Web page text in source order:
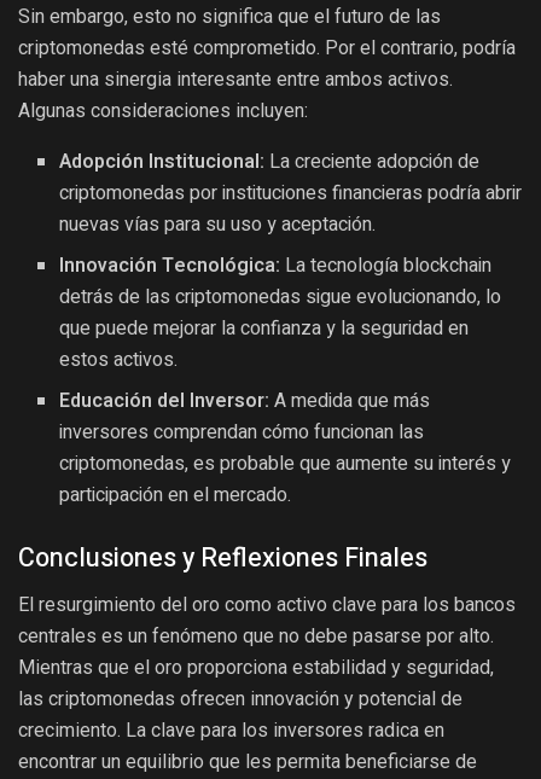
Sin embargo, esto no significa que el futuro de las
criptomonedas esté comprometido. Por el contrario, podría
haber una sinergia interesante entre ambos activos.
Algunas consideraciones incluyen:
Adopción Institucional: La creciente adopción de
criptomonedas por instituciones financieras podría abrir
nuevas vías para su uso y aceptación.
Innovación Tecnológica: La tecnología blockchain
detrás de las criptomonedas sigue evolucionando, lo
que puede mejorar la confianza y la seguridad en
estos activos.
Educación del Inversor: A medida que más
inversores comprendan cómo funcionan las
criptomonedas, es probable que aumente su interés y
participación en el mercado.
Conclusiones y Reflexiones Finales
El resurgimiento del oro como activo clave para los bancos
centrales es un fenómeno que no debe pasarse por alto.
Mientras que el oro proporciona estabilidad y seguridad,
las criptomonedas ofrecen innovación y potencial de
crecimiento. La clave para los inversores radica en
encontrar un equilibrio que les permita beneficiarse de